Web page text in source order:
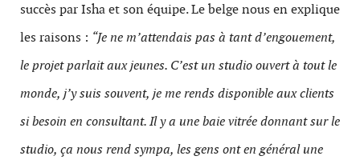
succès par Isha et son équipe. Le belge nous en explique
les raisons : “Je ne m’attendais pas à tant d’engouement,
le projet parlait aux jeunes. C’est un studio ouvert à tout le
monde, j’y suis souvent, je me rends disponible aux clients
si besoin en consultant. Il y a une baie vitrée donnant sur le
studio, ça nous rend sympa, les gens ont en général une